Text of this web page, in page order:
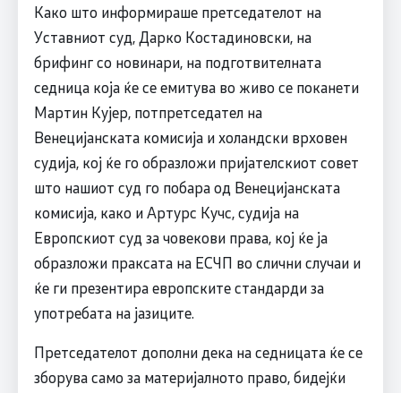
Како што информираше претседателот на
Уставниот суд, Дарко Костадиновски, на
брифинг со новинари, на подготвителната
седница која ќе се емитува во живо се поканети
Мартин Кујер, потпретседател на
Венецијанската комисија и холандски врховен
судија, кој ќе го образложи пријателскиот совет
што нашиот суд го побара од Венецијанската
комисија, како и Артурс Кучс, судија на
Европскиот суд за човекови права, кој ќе ја
образложи праксата на ЕСЧП во слични случаи и
ќе ги презентира европските стандарди за
употребата на јазиците.
Претседателот дополни дека на седницата ќе се
зборува само за материјалното право, бидејќи